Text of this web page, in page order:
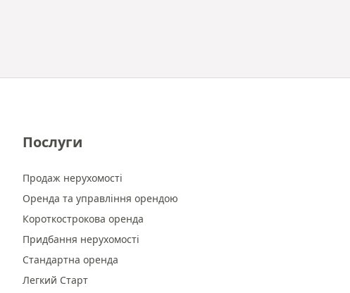
Послуги
Продаж нерухомості
Оренда та управління орендою
Короткострокова оренда
Придбання нерухомості
Стандартна оренда
Легкий Старт